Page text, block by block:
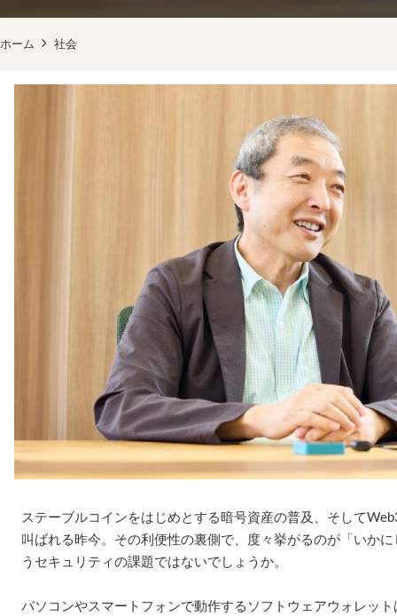
ホーム 社会
ステーブルコインをはじめとする暗号資産の普及、そして
叫ばれる昨今。その利便性の裏側で、度々挙がるのが「いか
うセキュリティの課題ではないでしょうか。
パソコンやスマートフォンで動作するソフトウェアウォレッ